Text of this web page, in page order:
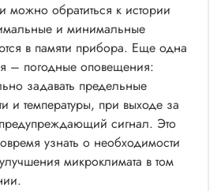
можно обратиться к истории
и минимальные
в памяти прибора. Еще одна
– погодные оповещения:
задавать предельные
и температуры, при выходе за
предупреждающий сигнал. Это
узнать о необходимости
микроклимата в том